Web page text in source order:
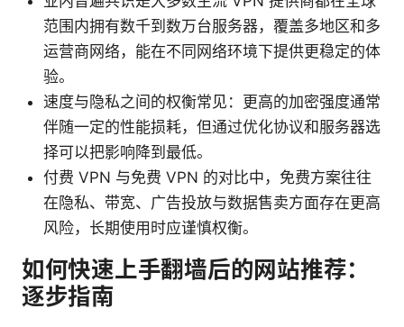
范围内拥有数千到数万台服务器，覆盖多地区和多
运营商网络，能在不同网络环境下提供更稳定的体
验。
速度与隐私之间的权衡常见：更高的加密强度通常
伴随一定的性能损耗，但通过优化协议和服务器选
择可以把影响降到最低。
付费 VPN 与免费 VPN 的对比中，免费方案往往
在隐私、带宽、广告投放与数据售卖方面存在更高
风险，长期使用时应谨慎权衡。
如何快速上手翻墙后的网站推荐：
逐步指南